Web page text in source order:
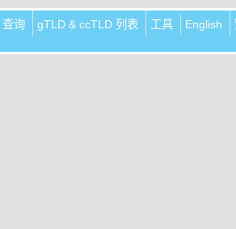
查询 gTLD & ccTLD 列表 工具 English